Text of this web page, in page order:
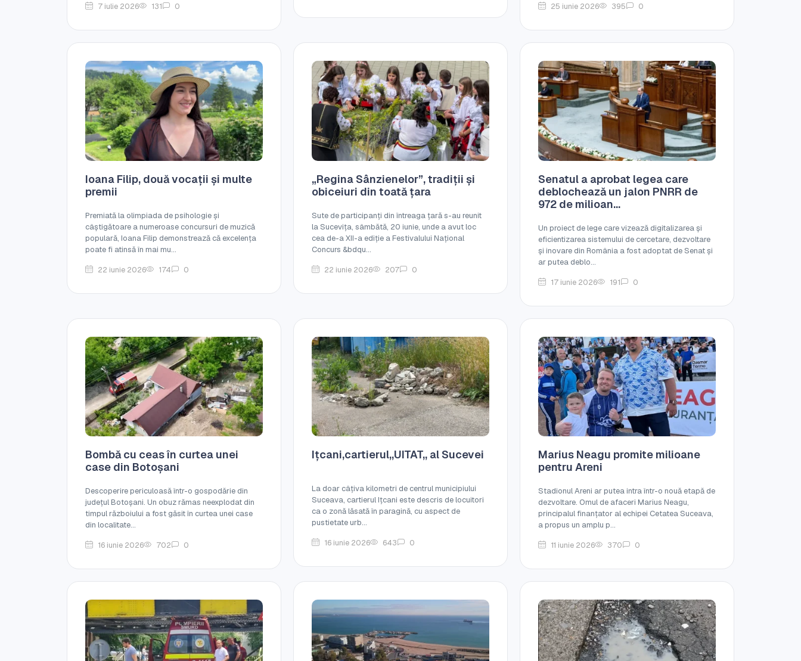
7 iulie 2026
131 0
25 iunie 2026
395 0
Ioana Filip, două vocații și multe
premii
Premiată la olimpiada de psihologie și
câștigătoare a numeroase concursuri de muzică
populară, Ioana Filip demonstrează că excelența
poate fi atinsă în mai mu...
22 iunie 2026
174 0
„Regina Sânzienelor”, tradiții și
obiceiuri din toată țara
Sute de participanți din întreaga țară s-au reunit
la Sucevița, sâmbătă, 20 iunie, unde a avut loc
cea de-a XII-a ediție a Festivalului Național
Concurs &bdqu...
22 iunie 2026
207 0
Senatul a aprobat legea care
deblochează un jalon PNRR de
972 de milioan...
Un proiect de lege care vizează digitalizarea și
eficientizarea sistemului de cercetare, dezvoltare
și inovare din România a fost adoptat de Senat și
ar putea deblo...
17 iunie 2026
191 0
Bombă cu ceas în curtea unei
case din Botoșani
Descoperire periculoasă într-o gospodărie din
județul Botoșani. Un obuz rămas neexplodat din
timpul războiului a fost găsit în curtea unei case
din localitate...
16 iunie 2026
702 0
Ițcani,cartierul,,UITAT,, al Sucevei
La doar câțiva kilometri de centrul municipiului
Suceava, cartierul Ițcani este descris de locuitori
ca o zonă lăsată în paragină, cu aspect de
pustietate urb...
16 iunie 2026
643 0
Marius Neagu promite milioane
pentru Areni
Stadionul Areni ar putea intra într-o nouă etapă de
dezvoltare. Omul de afaceri Marius Neagu,
principalul finanțator al echipei Cetatea Suceava,
a propus un amplu p...
11 iunie 2026
370 0